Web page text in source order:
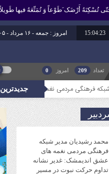
تُسْکِنَهُ أَرْضَک َطَوْعاً وَ تُمَتِّعَهُ فیها طَویلاً
15:04:24 برابر با : 23 - صفر - 1448
تعداد 209 امروز 0
نغمه های عشق اندیمشک: غدیر
محمد رشیدیان مدیر شبکه
فرهنگی مردمی نغمه های
عشق اندیمشک: غدیر نشانه
تداوم حرکت نبوت در مسیر